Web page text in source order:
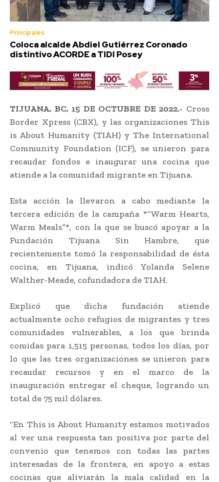
Principales
Coloca alcalde Abdiel Gutiérrez Coronado
distintivo ACORDE a TIDI Posey
TIJUANA, BC, 15 DE OCTUBRE DE 2022.- Cross
Border Xpress (CBX), y las organizaciones This
is About Humanity (TIAH) y The International
Community Foundation (ICF), se unieron para
recaudar fondos e inaugurar una cocina que
atiende a la comunidad migrante en Tijuana.
Esta acción la llevaron a cabo mediante la
tercera edición de la campaña *“Warm Hearts,
Warm Meals”*, con la que se buscó apoyar a la
Fundación Tijuana Sin Hambre, que
recientemente tomó la responsabilidad de ésta
cocina, en Tijuana, indicó Yolanda Selene
Walther-Meade, cofundadora de TIAH.
Explicó que dicha fundación atiende
actualmente ocho refugios de migrantes y tres
comunidades vulnerables, a los que brinda
comidas para 1,515 personas, todos los días, por
lo que las tres organizaciones se unieron para
recaudar recursos y en el marco de la
inauguración entregar el cheque, logrando un
total de 75 mil dólares.
“En This is About Humanity estamos motivados
al ver una respuesta tan positiva por parte del
convenio que tenemos con todas las partes
interesadas de la frontera, en apoyo a estas
cocinas que aliviarán la mala calidad en la